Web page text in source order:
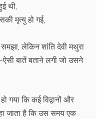
थी,
मृत्यु हो गई,
लेकिन शांति देवी मथुरा
बातें बताने लगी जो उसने
गया कि कई विद्वानों और
जाता है कि उस समय एक